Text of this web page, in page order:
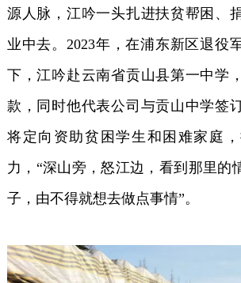
源人脉，江吟一头扎进扶贫帮困、
业中去。2023年，在浦东新区退役
下，江吟赴云南省贡山县第一中学
款，同时他代表公司与贡山中学签
将定向资助贫困学生和困难家庭
力，“深山旁，怒江边，看到那里的
子，由不得就想去做点事情”。